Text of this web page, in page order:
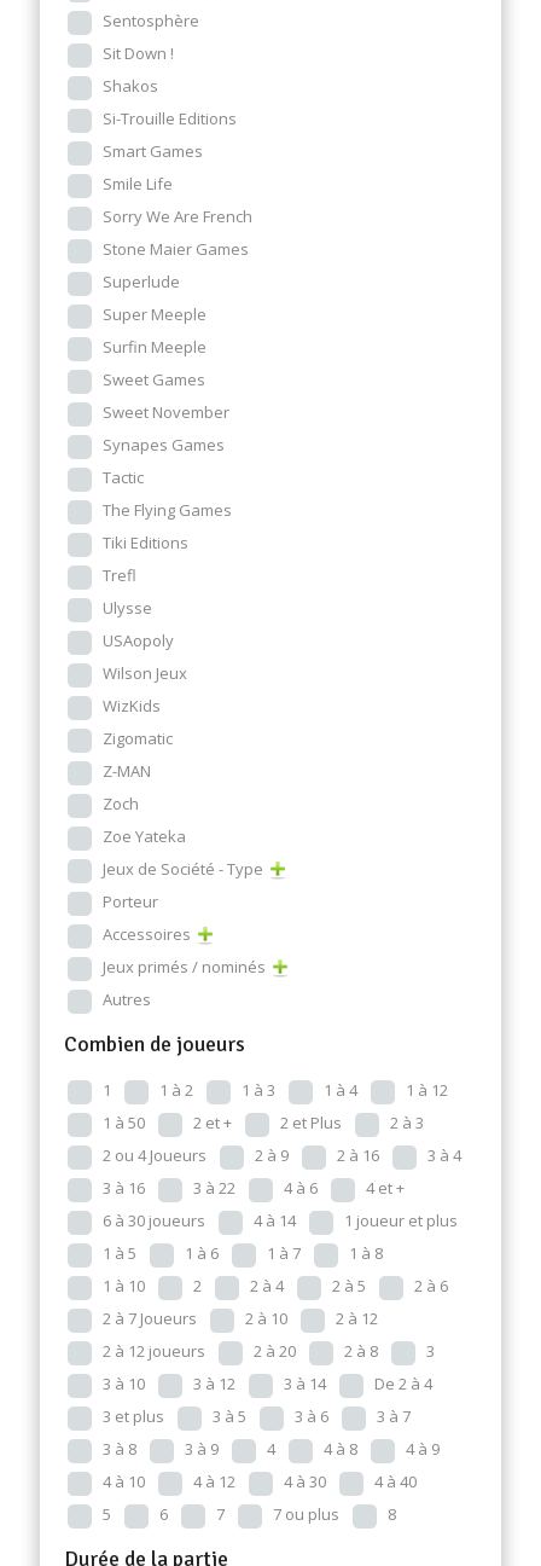
Sentosphère
Sit Down !
Shakos
Si-Trouille Editions
Smart Games
Smile Life
Sorry We Are French
Stone Maier Games
Superlude
Super Meeple
Surfin Meeple
Sweet Games
Sweet November
Synapes Games
Tactic
The Flying Games
Tiki Editions
Trefl
Ulysse
USAopoly
Wilson Jeux
WizKids
Zigomatic
Z-MAN
Zoch
Zoe Yateka
Jeux de Société - Type
Porteur
Accessoires
Jeux primés / nominés
Autres
Combien de joueurs
1 1 à 2 1 à 3 1 à 4
1 à 12
1 à 50
2 et + 2 et Plus
2 à 3
2 ou 4 Joueurs
2 à 9 2 à 16
3 à 4
3 à 16
3 à 22 4 à 6
4 et +
6 à 30 joueurs
4 à 14
1 joueur et plus
1 à 5
1 à 6 1 à 7
1 à 8
1 à 10
2 2 à 4 2 à 5
2 à 6
2 à 7 Joueurs
2 à 10
2 à 12
2 à 12 joueurs
2 à 20 2 à 8
3
3 à 10
3 à 12 3 à 14
De 2 à 4
3 et plus
3 à 5 3 à 6
3 à 7
3 à 8
3 à 9 4 4 à 8
4 à 9
4 à 10
4 à 12 4 à 30
4 à 40
5
6 7 7 ou plus 8
Durée de la partie